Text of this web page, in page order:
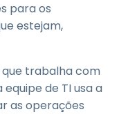
para os
estejam,
que trabalha com
de TI usa a
as operações